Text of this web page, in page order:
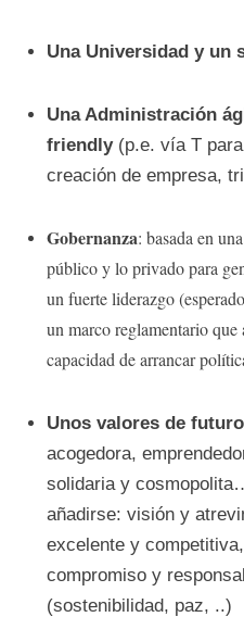
Una Universidad y un
Una Administración
friendly(p.e. vía T
creación de empresa,
Gobernanza: basada en
público y lo privado para
un fuerte liderazgo
un marco reglamentario
capacidad de arrancar
Unos valores de futuro
acogedora,
solidaria y
añadirse: visión y
excelente y
compromiso y
(sostenibilidad, paz, ..)